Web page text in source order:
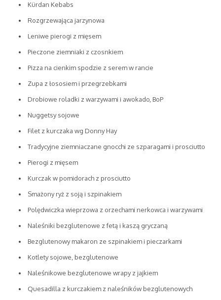
Kürdan Kebabs
Rozgrzewająca jarzynowa
Leniwe pierogi z mięsem
Pieczone ziemniaki z czosnkiem
Pizza na cienkim spodzie z serem w rancie
Zupa z łososiem i przegrzebkami
Drobiowe roladki z warzywami i awokado, BoP
Nuggetsy sojowe
Filet z kurczaka wg Donny Hay
Tradycyjne ziemniaczane gnocchi ze szparagami i prosciutto
Pierogi z mięsem
Kurczak w pomidorach z prosciutto
Smażony ryż z soją i szpinakiem
Polędwiczka wieprzowa z orzechami nerkowca i warzywami
Naleśniki bezglutenowe z fetą i kaszą gryczaną
Bezglutenowy makaron ze szpinakiem i pieczarkami
Kotlety sojowe, bezglutenowe
Naleśnikowe bezglutenowe wrapy z jajkiem
Quesadilla z kurczakiem z naleśników bezglutenowych